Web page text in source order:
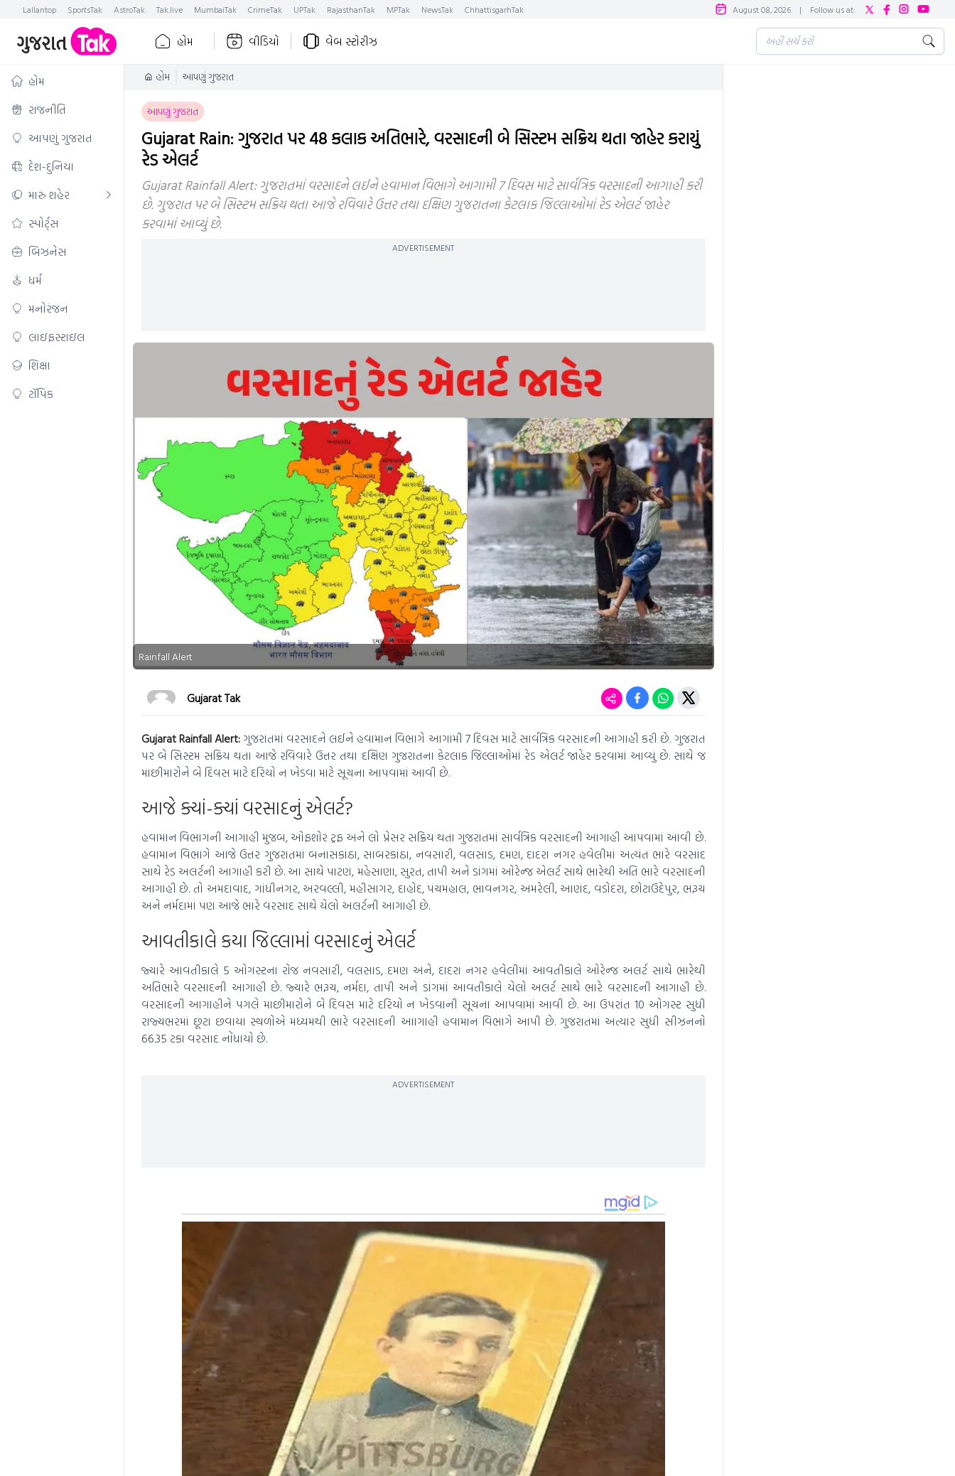
Lallantop SportsTak AstroTak Tak.live MumbaiTak CrimeTak UPTak RajasthanTak MPTak NewsTak ChhattisgarhTak August 08, 2026 | Follow us at:
હોમ વીડિયો વેબ સ્ટોરીઝ
હોમ
રાજનીતિ
આપણું ગુજરાત
દેશ-દુનિયા
મારું શહેર
સ્પોર્ટ્સ
બિઝનેસ
ધર્મ
મનોરંજન
લાઇફસ્ટાઇલ
શિક્ષા
ટૉપિક
હોમ આપણું ગુજરાત
આપણું ગુજરાત
Gujarat Rain: ગુજરાત પર 48 કલાક અતિભારે, વરસાદની બે સિસ્ટમ સક્રિય થતા જાહેર કરાયું
રેડ એલર્ટ
Gujarat Rainfall Alert: ગુજરાતમાં વરસાદને લઈને હવામાન વિભાગે આગામી 7 દિવસ માટે સાર્વત્રિક વરસાદની આગાહી કરી
છે. ગુજરાત પર બે સિસ્ટમ સક્રિય થતા આજે રવિવારે ઉત્તર તથા દક્ષિણ ગુજરાતના કેટલાક જિલ્લાઓમાં રેડ એલર્ટ જાહેર
કરવામાં આવ્યું છે.
ADVERTISEMENT
Rainfall Alert
Gujarat Tak
Gujarat Rainfall Alert:ગુજરાતમાં વરસાદને લઈને હવામાન વિભાગે આગામી 7 દિવસ માટે સાર્વત્રિક વરસાદની આગાહી કરી છે. ગુજરાત
પર બે સિસ્ટમ સક્રિય થતા આજે રવિવારે ઉત્તર તથા દક્ષિણ ગુજરાતના કેટલાક જિલ્લાઓમાં રેડ એલર્ટ જાહેર કરવામાં આવ્યું છે. સાથે જ
માછીમારોને બે દિવસ માટે દરિયો ન ખેડવા માટે સૂચના આપવામાં આવી છે.
આજે ક્યાં-ક્યાં વરસાદનું એલર્ટ?
હવામાન વિભાગની આગાહી મુજબ, ઓફશોર ટ્રફ અને લો પ્રેસર સક્રિય થતા ગુજરાતમાં સાર્વત્રિક વરસાદની આગાહી આપવામાં આવી છે.
હવામાન વિભાગે આજે ઉત્તર ગુજરાતમાં બનાસકાંઠા, સાબરકાંઠા, નવસારી, વલસાડ, દમણ, દાદરા નગર હવેલીમાં અત્યંત ભારે વરસાદ
સાથે રેડ અલર્ટની આગાહી કરી છે. આ સાથે પાટણ, મહેસાણા, સુરત, તાપી અને ડાંગમાં ઓરેન્જ એલર્ટ સાથે ભારેથી અતિ ભારે વરસાદની
આગાહી છે. તો અમદાવાદ, ગાંધીનગર, અરવલ્લી, મહીસાગર, દાહોદ, પંચમહાલ, ભાવનગર, અમરેલી, આણંદ, વડોદરા, છોટાઉદેપુર, ભરૂચ
અને નર્મદામાં પણ આજે ભારે વરસાદ સાથે યેલો અલર્ટની આગાહી છે.
આવતીકાલે કયા જિલ્લામાં વરસાદનું એલર્ટ
જ્યારે આવતીકાલે 5 ઓગસ્ટના રોજ નવસારી, વલસાડ, દમણ અને, દાદરા નગર હવેલીમાં આવતીકાલે ઓરેન્જ અલર્ટ સાથે ભારેથી
અતિભારે વરસાદની આગાહી છે. જ્યારે ભરૂચ, નર્મદા, તાપી અને ડાંગમાં આવતીકાલે યેલો અલર્ટ સાથે ભારે વરસાદની આગાહી છે.
વરસાદની આગાહીને પગલે માછીમારોને બે દિવસ માટે દરિયો ન ખેડવાની સૂચના આપવામાં આવી છે. આ ઉપરાંત 10 ઓગસ્ટ સુધી
રાજ્યભરમાં છૂટા છવાયા સ્થળોએ મધ્યમથી ભારે વરસાદની આાગાહી હવામાન વિભાગે આપી છે. ગુજરાતમાં અત્યાર સુધી સીઝનનો
66.35 ટકા વરસાદ નોંધાયો છે.
ADVERTISEMENT